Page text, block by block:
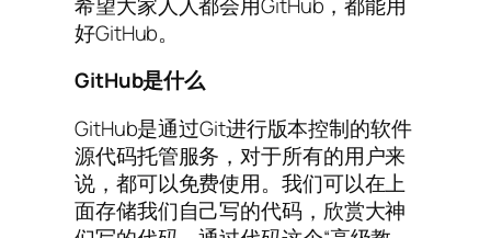
好GitHub。
GitHub是什么
GitHub是通过Git进行版本控制的软件
源代码托管服务，对于所有的用户来
说，都可以免费使用。我们可以在上
面存储我们自己写的代码，欣赏大神